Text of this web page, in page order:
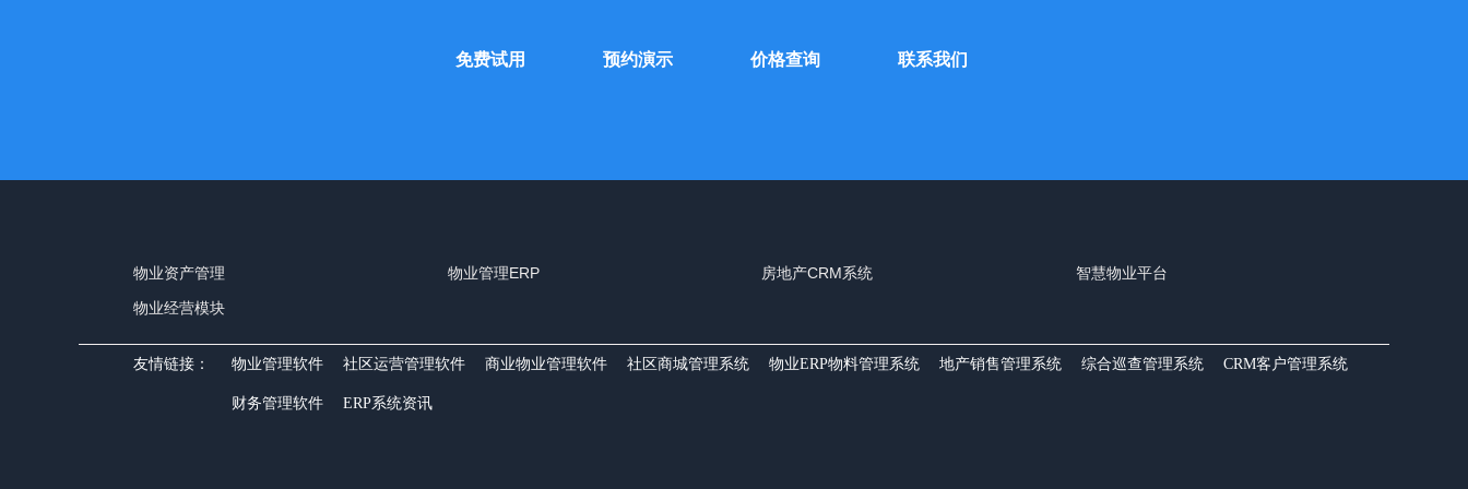
免费试用 预约演示 价格查询 联系我们
物业资产管理 物业管理ERP 房地产CRM系统
智慧物业平台
物业经营模块
友情链接： 物业管理软件 社区运营管理软件 商业物业管理软件 社区商城管理系统 物业ERP物料管理系统 地产销售管理系统 综合巡查管理系统 CRM客户管理系统
财务管理软件 ERP系统资讯